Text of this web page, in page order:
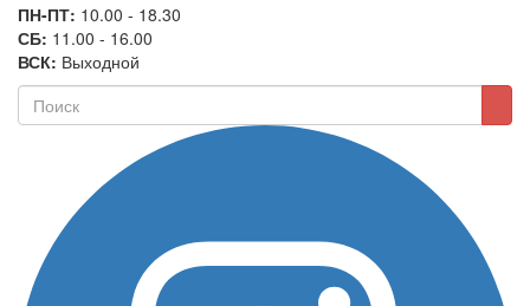
ПН-ПТ: 10.00 - 18.30
СБ: 11.00 - 16.00
ВСК: Выходной